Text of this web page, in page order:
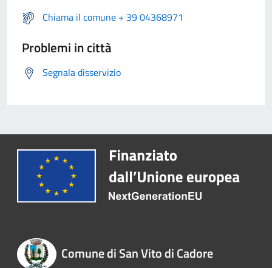
Chiama il comune + 39 04368971
Problemi in città
Segnala disservizio
Comune di San Vito di Cadore